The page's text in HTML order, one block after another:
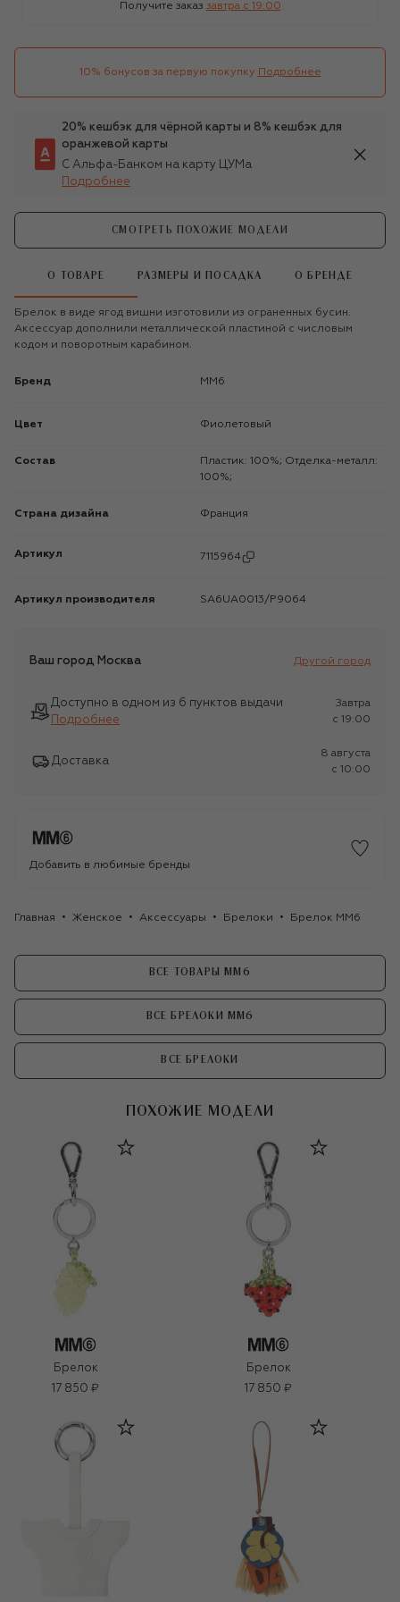
Получите заказ завтра c 19:00
10% бонусов за первую покупку Подробнее
20% кешбэк для чёрной карты и 8% кешбэк для
оранжевой карты
С Альфа-Банком на карту ЦУМа
Подробнее
СМОТРЕТЬ ПОХОЖИЕ МОДЕЛИ
О ТОВАРЕ РАЗМЕРЫ И ПОСАДКА О БРЕНДЕ
Брелок в виде ягод вишни изготовили из ограненных бусин.
Аксессуар дополнили металлической пластиной с числовым
кодом и поворотным карабином.
Бренд MM6
Цвет Фиолетовый
Состав
Пластик: 100%; Отделка-металл:
100%;
Страна дизайна Франция
Артикул 7115964
Артикул производителя SA6UA0013/P9064
Ваш город Москва Другой город
Доступно в одном из 6 пунктов выдачи
Подробнее
Завтра
c 19:00
Доставка
8 августа
c 10:00
Добавить в любимые бренды
Главная Женское Аксессуары Брелоки Брелок MM6
ВСЕ ТОВАРЫ MM6
ВСЕ БРЕЛОКИ MM6
ВСЕ БРЕЛОКИ
ПОХОЖИЕ МОДЕЛИ
Брелок
17 850 ₽
Брелок
17 850 ₽